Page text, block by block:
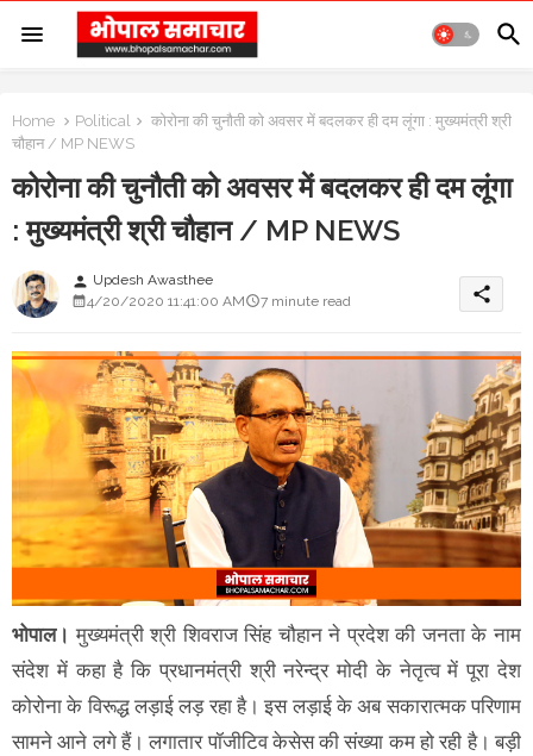
Home Political
कोरोना की चुनौती को अवसर में बदलकर ही दम लूंगा : मुख्यमंत्री श्री
चौहान / MP NEWS
कोरोना की चुनौती को अवसर में बदलकर ही दम लूंगा
: मुख्यमंत्री श्री चौहान / MP NEWS
person Updesh Awasthee
4/20/2020 11:41:00 AM
7 minute read share
भोपाल। मुख्यमंत्री श्री शिवराज सिंह चौहान ने प्रदेश की जनता के नाम
संदेश में कहा है कि प्रधानमंत्री श्री नरेन्द्र मोदी के नेतृत्व में पूरा देश
कोरोना के विरूद्ध लड़ाई लड़ रहा है। इस लड़ाई के अब सकारात्मक परिणाम
सामने आने लगे हैं। लगातार पॉजीटिव केसेस की संख्या कम हो रही है। बड़ी